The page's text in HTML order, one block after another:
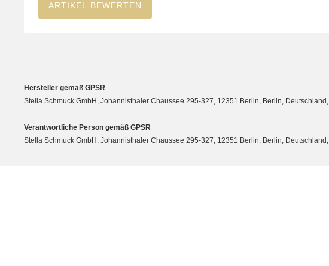
ARTIKEL BEWERTEN
Hersteller gemäß GPSR
Stella Schmuck GmbH, Johannisthaler Chaussee 295-327, 12351 Berlin, Berlin,
Verantwortliche Person gemäß GPSR
Stella Schmuck GmbH, Johannisthaler Chaussee 295-327, 12351 Berlin, Berlin,